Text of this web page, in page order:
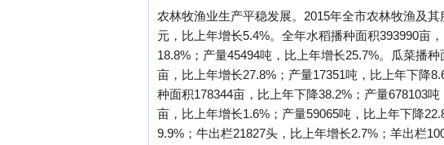
农林牧渔业生产平稳发展。2015年全市农林牧渔及
元，比上年增长5.4%。全年水稻播种面积393990亩
18.8%；产量45494吨，比上年增长25.7%。瓜菜播
亩，比上年增长27.8%；产量17351吨，比上年下降
种面积178344亩，比上年下降38.2%；产量678103
亩，比上年增长1.6%；产量59065吨，比上年下降
9.9%；牛出栏21827头，比上年增长2.7%；羊出栏